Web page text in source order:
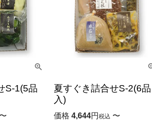
S-1(5品
〜
夏すぐき詰合せS-2(6品
入)
価格 4,644 税込 〜